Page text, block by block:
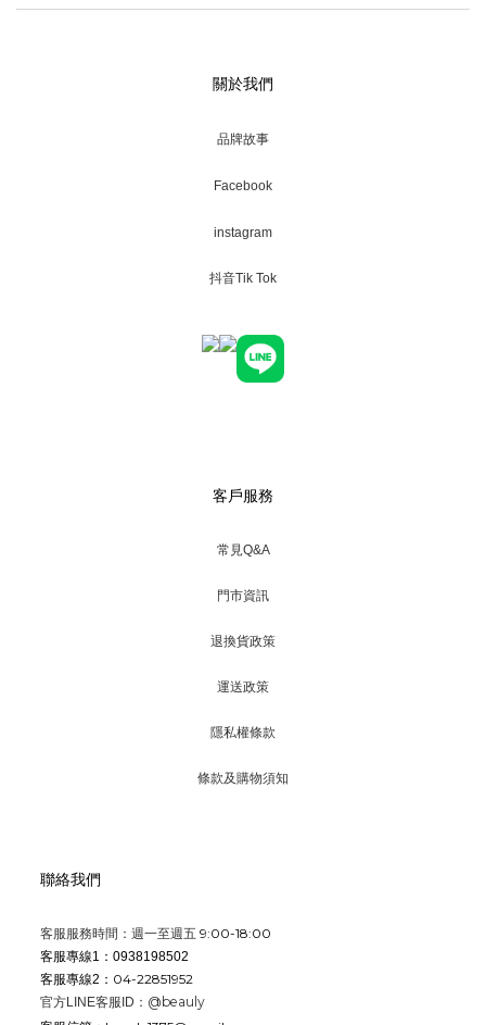
關於我們
品牌故事
Facebook
instagram
抖音Tik Tok
客戶服務
常見Q&A
門市資訊
退換貨政策
運送政策
隱私權條款
條款及購物須知
聯絡我們
客服服務時間：週一至週五 9:00-18:00
客服專線1：0938198502
客服專線2： 04-22851952
官方LINE客服ID： @beauly